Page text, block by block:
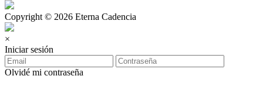
Copyright © 2026 Eterna Cadencia
×
Iniciar sesión
Olvidé mi contraseña